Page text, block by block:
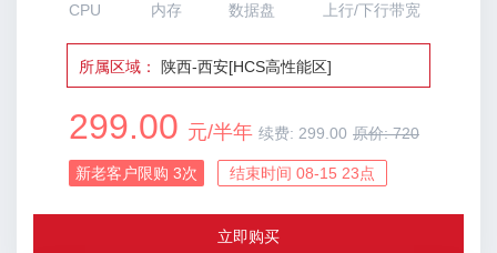
CPU 内存 数据盘 上行/下行带宽
所属区域： 陕西-西安[HCS高性能区]
299.00 元/半年 续费: 299.00 原价:720
新老客户限购 3次 结束时间 08-15 23点
立即购买